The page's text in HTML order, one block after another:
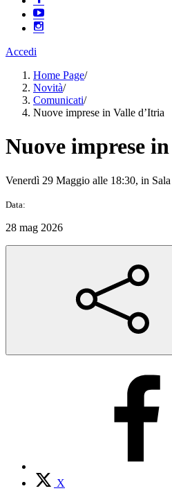
Accedi
Home Page/
Novità/
Comunicati/
Nuove imprese in Valle d’Itria
Nuove imprese
Venerdì 29 Maggio alle 18:30, in
Data:
28 mag 2026
X